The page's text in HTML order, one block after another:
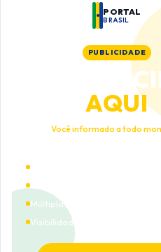
PORTAL
BRASIL
PUBLICIDADE
AQUI
Você informado a todo
Cobertura nacional
Múltiplas categorias
Visibilidade premium